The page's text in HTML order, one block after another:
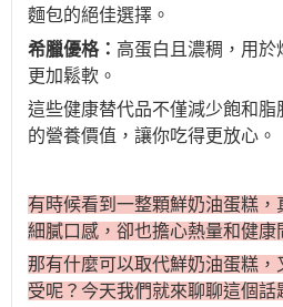
麵包的絕佳選擇。
希臘優格： 高蛋白且濃稠，用
更加鬆軟。
這些健康替代品不僅減少飽和
的營養價值，讓你吃得更放心。
有時候看到一整顆鮮奶油蛋糕
細膩口感，卻也擔心熱量和健康
那有什麼可以取代鮮奶油蛋糕
受呢？今天我們就來聊聊這個話